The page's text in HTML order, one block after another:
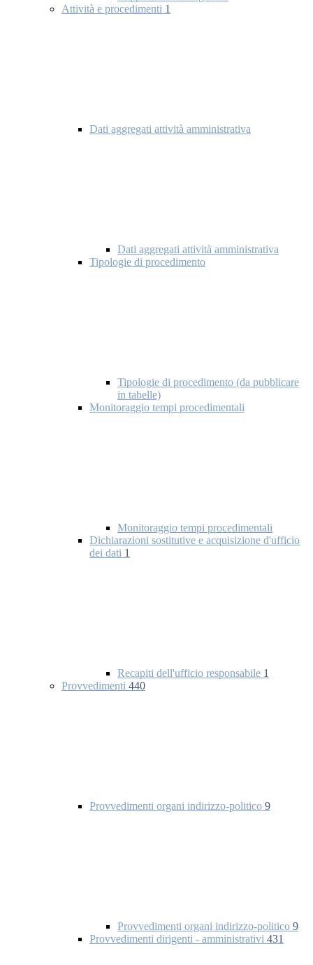
Attività e procedimenti 1
Dati aggregati attività amministrativa
Dati aggregati attività amministrativa
Tipologie di procedimento
Tipologie di procedimento (da pubblicare
in tabelle)
Monitoraggio tempi procedimentali
Monitoraggio tempi procedimentali
Dichiarazioni sostitutive e acquisizione d'ufficio
dei dati 1
Recapiti dell'ufficio responsabile 1
Provvedimenti 440
Provvedimenti organi indirizzo-politico 9
Provvedimenti organi indirizzo-politico 9
Provvedimenti dirigenti - amministrativi 431